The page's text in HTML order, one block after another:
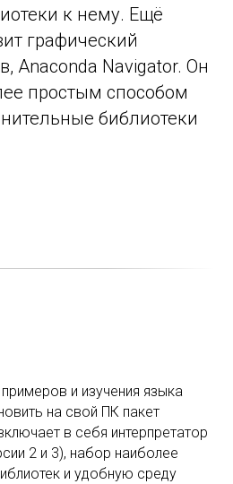
к нему. Ещё
графический
Anaconda Navigator. Он
простым способом
библиотеки
и изучения языка
на свой ПК пакет
в себя интерпретатор
2 и 3), набор наиболее
и удобную среду